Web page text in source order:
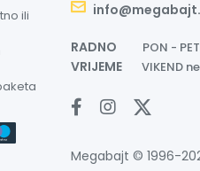
ili
RADNO PON -
VRIJEME VIKEND
Megabajt © 1996-